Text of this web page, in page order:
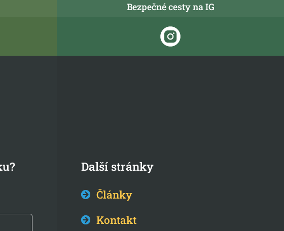
Bezpečné cesty na IG
Další stránky
Články
Kontakt